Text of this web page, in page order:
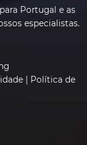
Portugal e as
especialistas.
Política de